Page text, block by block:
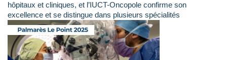
hôpitaux et cliniques, et l’IUCT-Oncopole confirme son
excellence et se distingue dans plusieurs spécialités